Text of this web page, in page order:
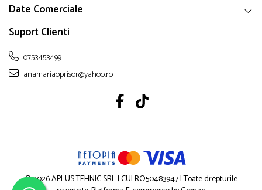
Date Comerciale
Suport Clienti
0753453499
anamariaoprisor@yahoo.ro
© 2026 APLUS TEHNIC SRL | CUI RO50483947 | Toate drepturile